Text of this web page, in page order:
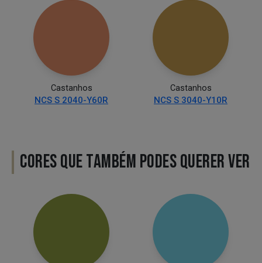
Castanhos
NCS S 2040-Y60R
Castanhos
NCS S 3040-Y10R
CORES QUE TAMBÉM PODES QUERER VER